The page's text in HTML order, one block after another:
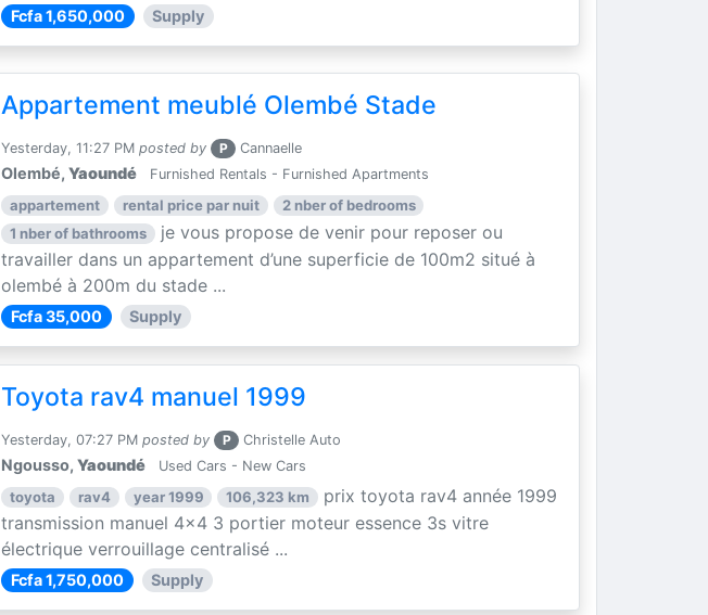
Fcfa 1,650,000 Supply
Appartement meublé Olembé Stade
Yesterday, 11:27 PM posted by P Cannaelle
Olembé,Yaoundé Furnished Rentals - Furnished Apartments
appartement rental price par nuit
2 nber of bedrooms
1 nber of bathrooms
je vous propose de venir pour reposer ou
travailler dans un appartement d’une superficie de 100m2 situé à
olembé à 200m du stade ...
Fcfa 35,000 Supply
Toyota rav4 manuel 1999
Yesterday, 07:27 PM posted by P Christelle Auto
Ngousso,Yaoundé Used Cars - New Cars
toyota rav4 year 1999 106,323 km
prix toyota rav4 année 1999
transmission manuel 4x4 3 portier moteur essence 3s vitre
électrique verrouillage centralisé ...
Fcfa 1,750,000 Supply